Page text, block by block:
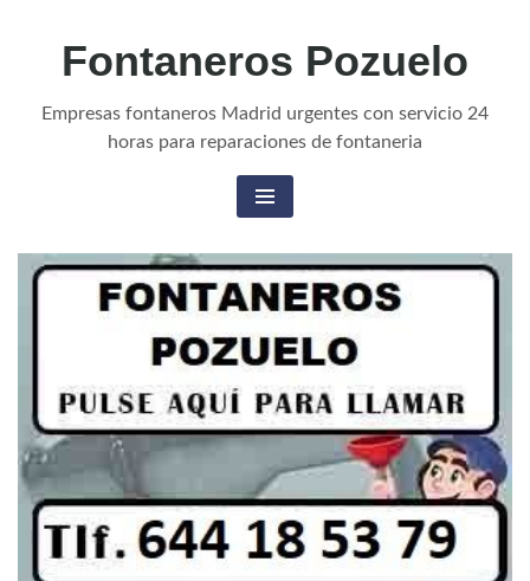
Fontaneros Pozuelo
Empresas fontaneros Madrid urgentes con servicio 24
horas para reparaciones de fontaneria